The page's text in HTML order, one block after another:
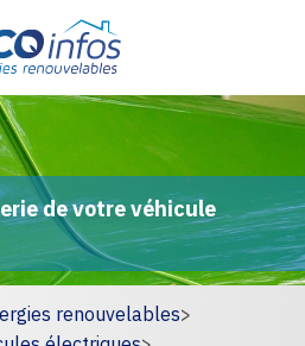
de votre véhicule
renouvelables>